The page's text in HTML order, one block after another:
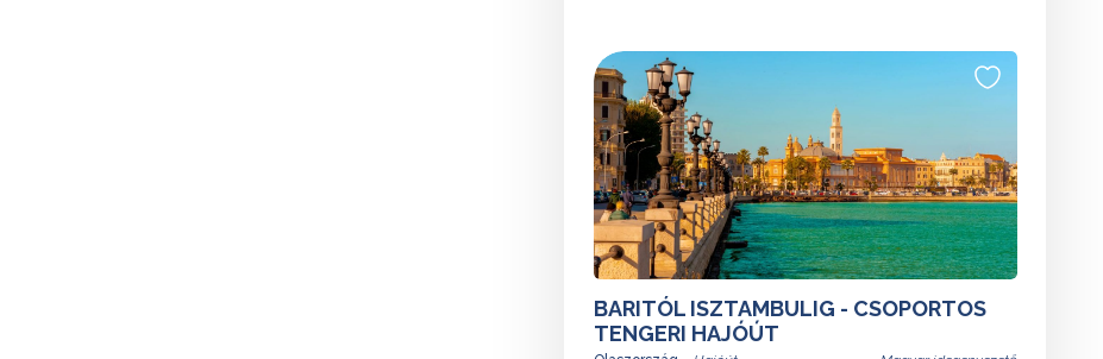
BARITÓL ISZTAMBULIG - CSOPORTOS
TENGERI HAJÓÚT